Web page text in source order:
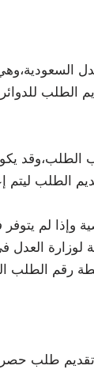
الطلب للدوائر
تقديم
لم
العدل
رقم
تقديم طلب